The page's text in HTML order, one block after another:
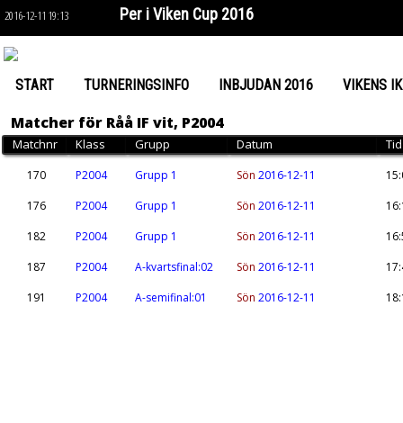
2016-12-11 19:13 Per i Viken Cup 2016
START TURNERINGSINFO INBJUDAN 2016 VIKENS IK
Matcher för Råå IF vit, P2004
Matchnr Klass Grupp Datum Tid
170 P2004 Grupp 1 Sön 2016-12-11
176
P2004 Grupp 1 Sön 2016-12-11
182
P2004 Grupp 1 Sön 2016-12-11
187
P2004 A-kvartsfinal:02 Sön 2016-12-11
191
P2004 A-semifinal:01 Sön 2016-12-11